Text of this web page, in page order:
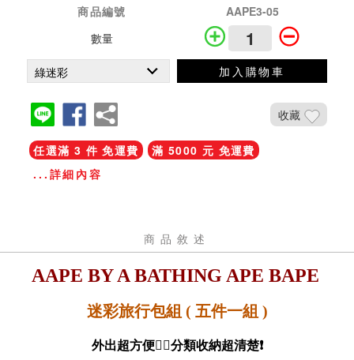
商品編號
AAPE3-05
數量
加入購物車
收藏
任選滿 3 件 免運費
滿 5000 元 免運費
...詳細內容
商品敘述